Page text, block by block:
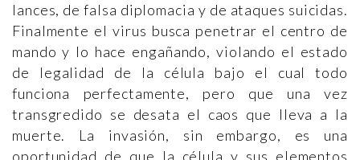
lances, de falsa diplomacia y de ataques suicidas.
Finalmente el virus busca penetrar el centro de
mando y lo hace engañando, violando el estado
de legalidad de la célula bajo el cual todo
funciona perfectamente, pero que una vez
transgredido se desata el caos que lleva a la
muerte. La invasión, sin embargo, es una
oportunidad de que la célula y sus elementos